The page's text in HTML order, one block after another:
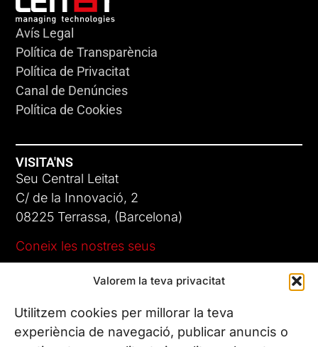
Valorem la teva privacitat
Utilitzem cookies per millorar la teva
experiència de navegació, publicar anuncis o
Avís Legal
Política de Transparència
Política de Privacitat
Canal de Denúncies
Política de Cookies
VISITA'NS
Seu Central Leitat
C/ de la Innovació, 2
08225 Terrassa, (Barcelona)
Coneix les nostres seus
Tel. (+34) 937 882 300